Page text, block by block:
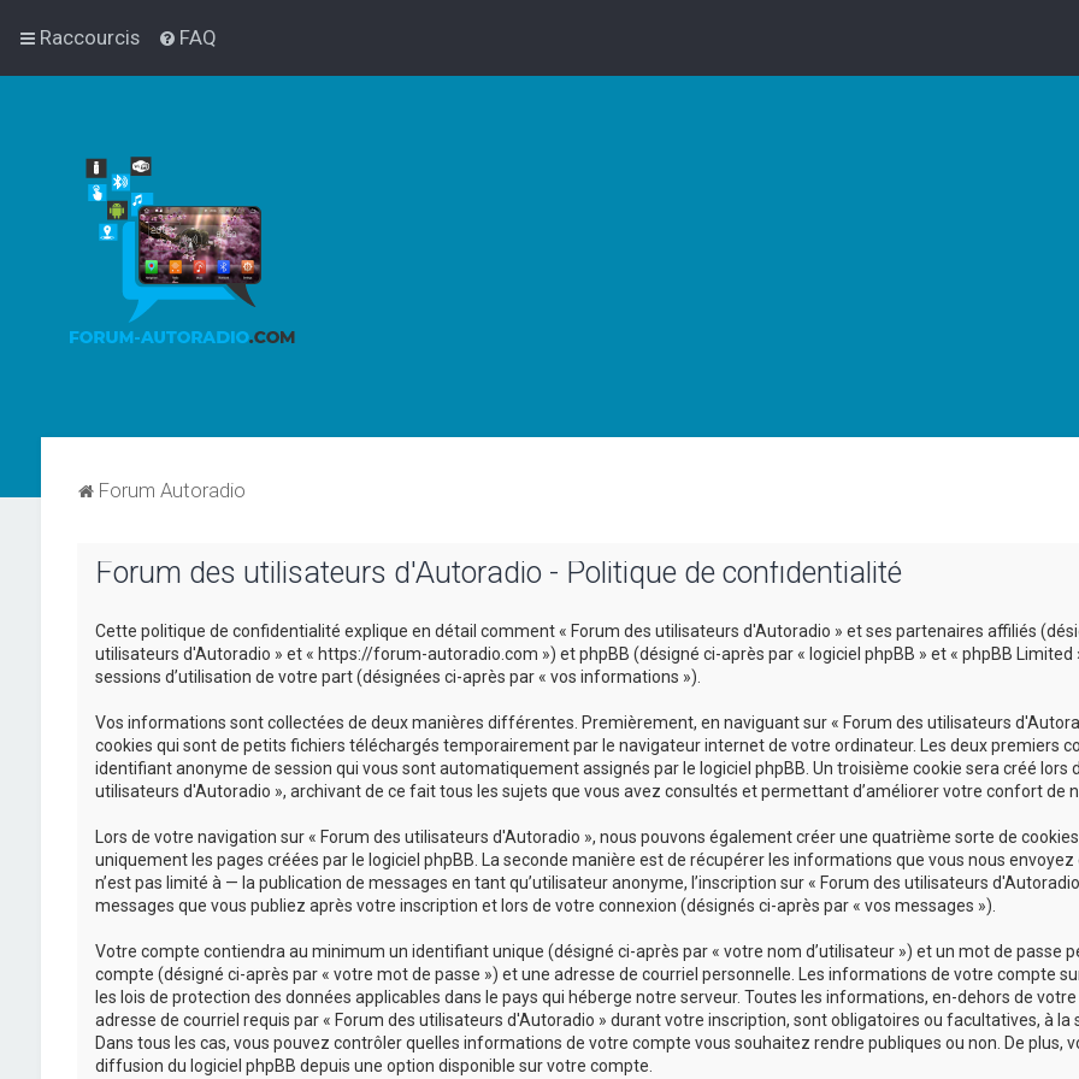
Raccourcis FAQ
Forum Autoradio
Forum des utilisateurs d'Autoradio - Politique de confidentialité
Cette politique de confidentialité explique en détail comment « Forum des utilisateurs d'Autoradio » et ses partenaires affiliés
utilisateurs d'Autoradio » et « https://forum-autoradio.com ») et phpBB (désigné ci-après par « logiciel phpBB » et « phpBB
sessions d’utilisation de votre part (désignées ci-après par « vos informations »).
Vos informations sont collectées de deux manières différentes. Premièrement, en naviguant sur « Forum des utilisateurs
cookies qui sont de petits fichiers téléchargés temporairement par le navigateur internet de votre ordinateur. Les deux premiers
identifiant anonyme de session qui vous sont automatiquement assignés par le logiciel phpBB. Un troisième cookie sera créé lors
utilisateurs d'Autoradio », archivant de ce fait tous les sujets que vous avez consultés et permettant d’améliorer votre confort de
Lors de votre navigation sur « Forum des utilisateurs d'Autoradio », nous pouvons également créer une quatrième sorte de
uniquement les pages créées par le logiciel phpBB. La seconde manière est de récupérer les informations que vous nous
n’est pas limité à — la publication de messages en tant qu’utilisateur anonyme, l’inscription sur « Forum des utilisateurs
messages que vous publiez après votre inscription et lors de votre connexion (désignés ci-après par « vos messages »).
Votre compte contiendra au minimum un identifiant unique (désigné ci-après par « votre nom d’utilisateur ») et un mot de passe
compte (désigné ci-après par « votre mot de passe ») et une adresse de courriel personnelle. Les informations de votre compte
les lois de protection des données applicables dans le pays qui héberge notre serveur. Toutes les informations, en-dehors de
adresse de courriel requis par « Forum des utilisateurs d'Autoradio » durant votre inscription, sont obligatoires ou facultatives, à la
Dans tous les cas, vous pouvez contrôler quelles informations de votre compte vous souhaitez rendre publiques ou non. De plus,
diffusion du logiciel phpBB depuis une option disponible sur votre compte.